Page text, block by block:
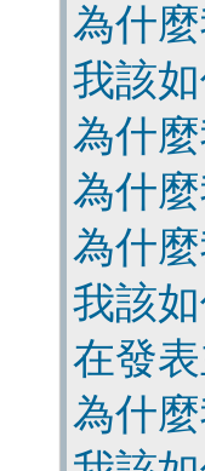
為什
我該
為什
為什
為什
我該
在發
為什